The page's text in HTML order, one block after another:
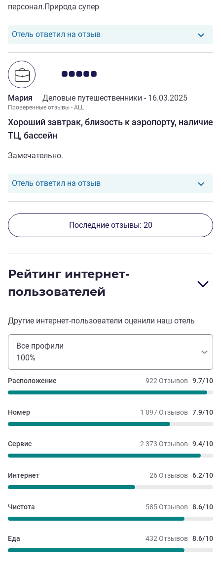
персонал.Природа супер
Отель ответил на отзывОтель ответил на отзыв от Олег
Хороший завтрак, близость к аэропорту, наличие
ТЦ, бассейн
Примечание: отзывы клиентов 5.0/5
Мария Деловые путешественники - 16.03.2025
Проверенные отзывы - ALL
Замечательно.
Отель ответил на отзывОтель ответил на отзыв от
Последние отзывы: 20
Рейтинг интернет-
пользователей
Другие интернет-пользователи оценили наш отель
Все профили
100%
922 Отзывов 9.7/10
Расположение
1 097 Отзывов 7.9/10
Номер
2 373 Отзывов 9.4/10
Сервис
26 Отзывов 6.2/10
Интернет
585 Отзывов 8.6/10
Чистота
432 Отзывов 8.6/10
Еда